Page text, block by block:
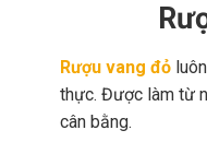
Rượu vang đỏluôn
thực. Được làm từ
cân bằng.